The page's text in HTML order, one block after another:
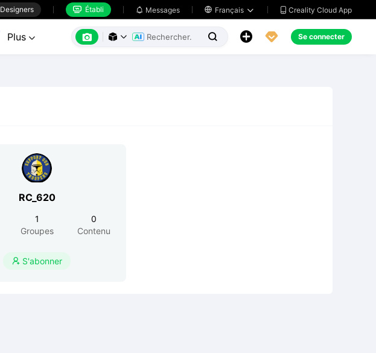
Designers  Établi  Messages  Français   Creality Cloud App
Plus        Se connecter
RC_620
1
Groupes
0
Contenu
 S'abonner